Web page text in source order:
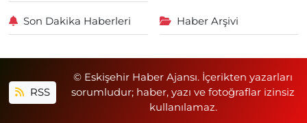
Son Dakika Haberleri Haber Arşivi
RSS
© Eskişehir Haber Ajansı. İçerikten yazarları
sorumludur; haber, yazı ve fotoğraflar izinsiz
kullanılamaz.